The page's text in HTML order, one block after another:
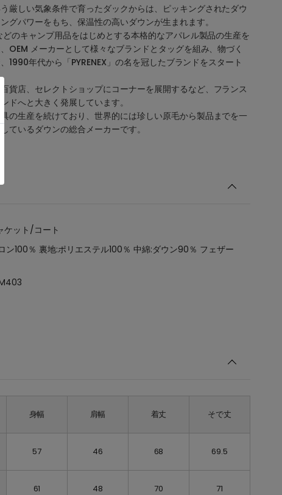
厳しい気象条件で育ったダックからは、ピッキングされたダウ
グパワーをもち、保温性の高いダウンが生まれます。
のキャンプ用品をはじめとする本格的なアパレル製品の生産を
OEM メーカーとして様々なブランドとタッグを組み、物づく
1990年代から「PYRENEX」の名を冠したブランドをスタート
百貨店、セレクトショップにコーナーを展開するなど、フランス
ドへと大きく発展しています。
具の生産を続けており、世界的には珍しい原毛から製品までを一
ているダウンの総合メーカーです。
ケット/コート
ン100％ 裏地:ポリエステル100％ 中綿:ダウン90％ フェザー
身幅 肩幅 着丈 そで丈
57 46 68 69.5
61 48 70 71